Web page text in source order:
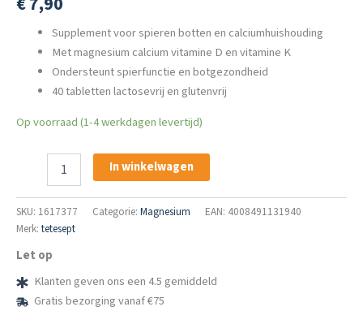
Supplement voor spieren botten en calciumhuishouding
Met magnesium calcium vitamine D en vitamine K
Ondersteunt spierfunctie en botgezondheid
40 tabletten lactosevrij en glutenvrij
Op voorraad (1-4 werkdagen levertijd)
Magnesium
Vitamine
D
40
St
Tabletten
aantal
In winkelwagen
SKU: 1617377 Categorie: Magnesium
EAN: 4008491131940
Merk: tetesept
Let op
Klanten geven ons een 4.5 gemiddeld
Gratis bezorging vanaf €75